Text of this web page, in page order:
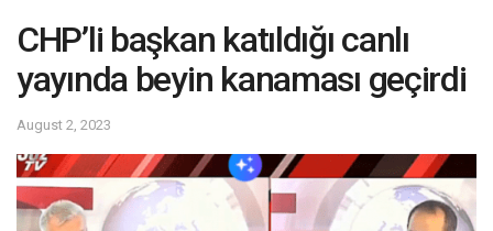
CHP’li başkan katıldığı canlı
yayında beyin kanaması geçirdi
August 2, 2023